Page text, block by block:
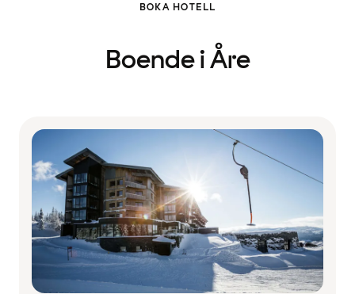
BOKA HOTELL
Boende i Åre